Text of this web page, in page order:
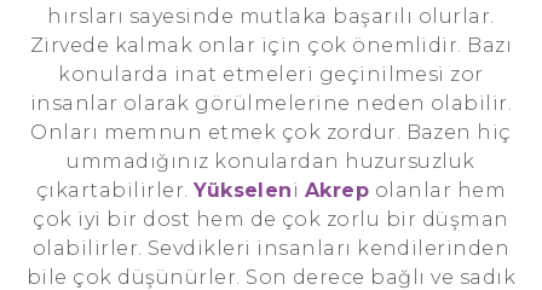
hırsları sayesinde mutlaka başarılı olurlar.
Zirvede kalmak onlar için çok önemlidir. Bazı
konularda inat etmeleri geçinilmesi zor
insanlar olarak görülmelerine neden olabilir.
Onları memnun etmek çok zordur. Bazen hiç
ummadığınız konulardan huzursuzluk
çıkartabilirler.Yükseleni Akrep olanlar hem
çok iyi bir dost hem de çok zorlu bir düşman
olabilirler. Sevdikleri insanları kendilerinden
bile çok düşünürler. Son derece bağlı ve sadık